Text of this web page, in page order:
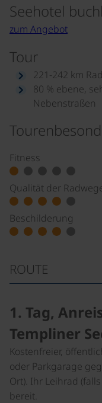
Seehotel
zum Angebot
Tour
221-242 km Rad
80 % ebene,
Nebenstraßen
Fitness
Qualität der
Beschilderung
ROUTE
1. Tag,
Templiner
Kostenfreier,
oder Parkgarage
Ort). Ihr Leihrad
bereit.